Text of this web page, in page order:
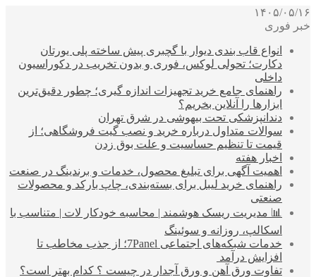
۱۴۰۵/۰۵/۱۶
خبر فوری
انواع قاب بندی دیوار با گچبری پیش ساخته پلی یورتان
دکارت؛ تحولی لوکس، فوری و بدون تخریب در دکوراسیون
داخلی
راهنمای جامع خرید تجهیزات اندازه گیری؛ چطور دقیق‌ترین
ابزارها را آنلاین بخریم؟
دندانپزشکی تحت بیهوشی در شرق تهران
سوالات متداول درباره خرید و نصب گیت فروشگاهی؛ از
قیمت تا تنظیم حساسیت و علت بوق زدن
اخبار هفته
اهمیت آگهی برای تبلیغ محصول، خدمات و برندینگ در صنعت
راهنمای خرید لیبل برای بسته‌بندی، چاپ بارکد و محصولات
صنعتی
📊 مدیریت ریسک هوشمند | محاسبه خودکار لات | متناسب با
اسکالپ، روزانه و سوئینگ
خدمات شبکه‌های اجتماعی 7Panel؛ از جذب مخاطب تا
افزایش درآمد
تفاوت ورق آهن و ورق آجدار در چیست ؟ کدام بهتر است؟